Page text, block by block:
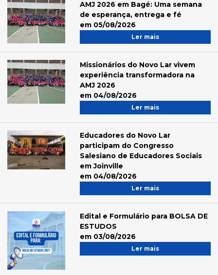
AMJ 2026 em Bagé: Uma semana
de esperança, entrega e fé
em 05/08/2026
Ler mais
Missionários do Novo Lar vivem
experiência transformadora na
AMJ 2026
em 04/08/2026
Ler mais
Educadores do Novo Lar
participam do Congresso
Salesiano de Educadores Sociais
em Joinville
em 04/08/2026
Ler mais
Edital e Formulário para BOLSA DE
ESTUDOS
em 03/08/2026
Ler mais